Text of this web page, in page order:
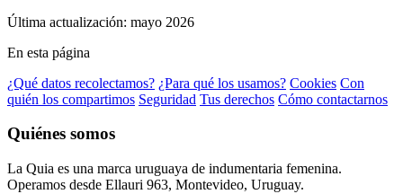
Última actualización: mayo 2026
En esta página
¿Qué datos recolectamos? ¿Para qué los usamos? Cookies Con
quién los compartimos Seguridad Tus derechos Cómo contactarnos
Quiénes somos
La Quia es una marca uruguaya de indumentaria femenina.
Operamos desde Ellauri 963, Montevideo, Uruguay.